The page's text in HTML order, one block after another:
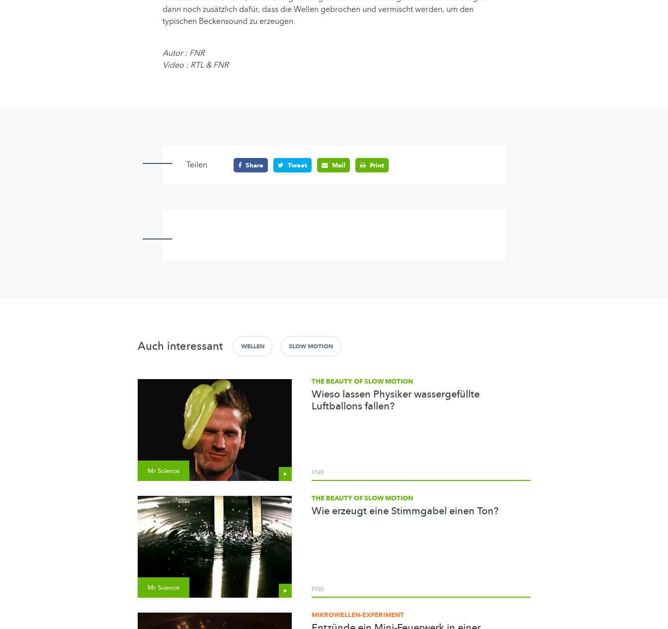
dann noch zusätzlich dafür, dass die Wellen gebrochen und vermischt werden, um den
typischen Beckensound zu erzeugen.
Autor : FNR
Video : RTL & FNR
Teilen Share Tweet Mail Print
Auch interessant WELLEN SLOW MOTION
Mr Science
THE BEAUTY OF SLOW MOTION
Wieso lassen Physiker wassergefüllte
Luftballons fallen?
FNR
Mr Science
THE BEAUTY OF SLOW MOTION
Wie erzeugt eine Stimmgabel einen Ton?
FNR
MIKROWELLEN-EXPERIMENT